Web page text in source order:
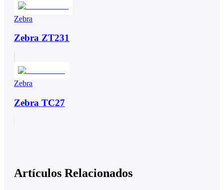
Zebra
Zebra ZT231
Zebra
Zebra TC27
Artículos Relacionados